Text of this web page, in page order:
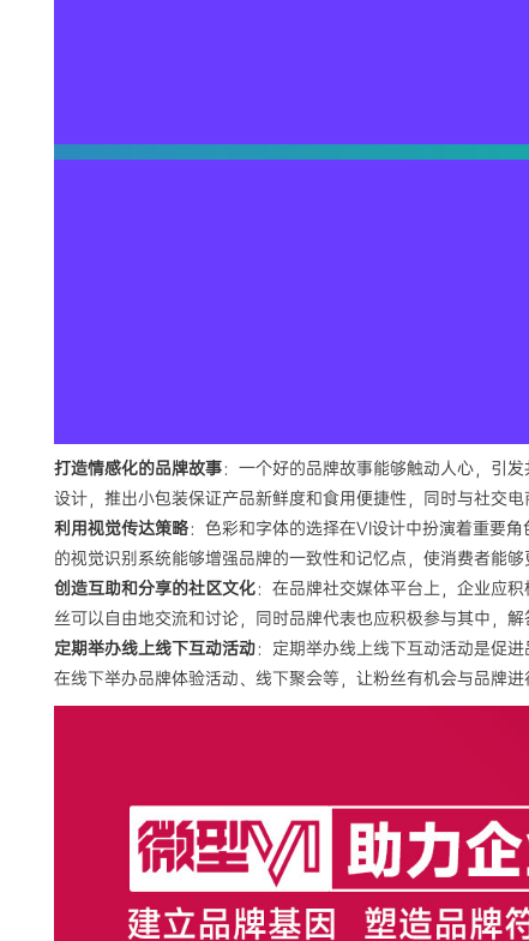
打造情感化的品牌故事：一个好的品牌故事能够触动人心，引
设计，推出小包装保证产品新鲜度和食用便捷性，同时与社交
利用视觉传达策略：色彩和字体的选择在VI设计中扮演着重要
的视觉识别系统能够增强品牌的一致性和记忆点，使消费者能够
创造互助和分享的社区文化：在品牌社交媒体平台上，企业应
丝可以自由地交流和讨论，同时品牌代表也应积极参与其中，
定期举办线上线下互动活动：定期举办线上线下互动活动是促
在线下举办品牌体验活动、线下聚会等，让粉丝有机会与品牌